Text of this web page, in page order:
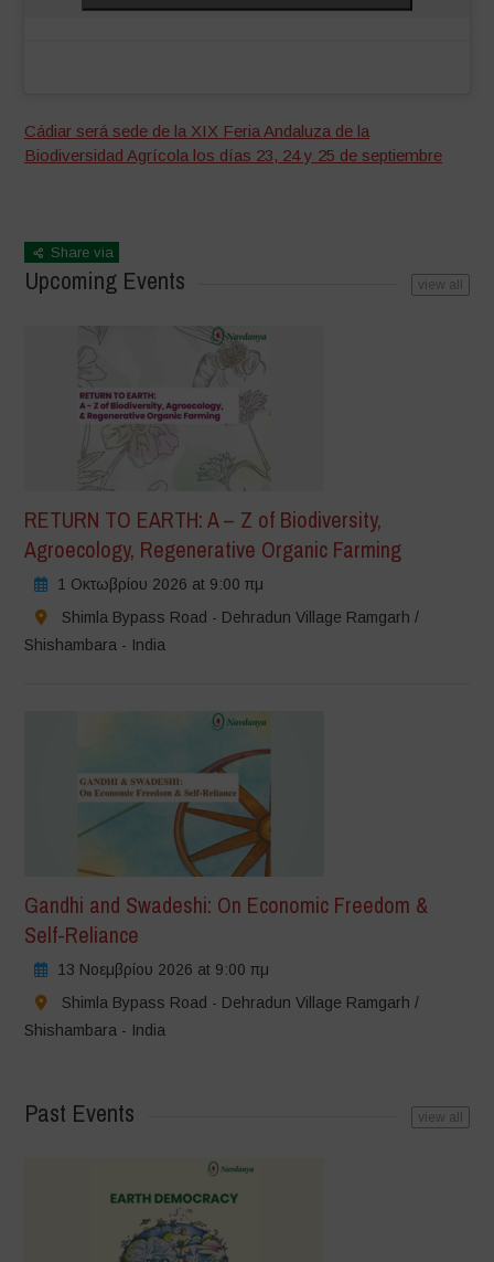
Cádiar será sede de la XIX Feria Andaluza de la
Biodiversidad Agrícola los días 23, 24 y 25 de septiembre
Share via
Upcoming Events view all
RETURN TO EARTH: A – Z of Biodiversity,
Agroecology, Regenerative Organic Farming
1 Οκτωβρίου 2026 at 9:00 πμ
Shimla Bypass Road - Dehradun Village Ramgarh /
Shishambara - India
Gandhi and Swadeshi: On Economic Freedom &
Self-Reliance
13 Νοεμβρίου 2026 at 9:00 πμ
Shimla Bypass Road - Dehradun Village Ramgarh /
Shishambara - India
Past Events view all